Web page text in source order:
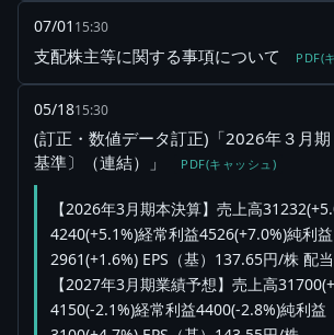
07/01 15:30
支配株主等に関する事項について PDF(
05/1815:30
(訂正・数値データ訂正)「2026年３月
基準〕（連結）」
PDF(キャッシュ)
【2026年3月期本決算】売上高
4240(+5.1%)経常利益4526(+7.0%)純利益
2961(+1.6%) EPS（基）137.65円/株 配
【2027年3月期業績予想】売上高
4150(-2.1%)経常利益4400(-2.8%)純利益